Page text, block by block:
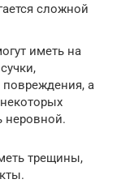
сложной
иметь на
повреждения, а
неровной.
трещины,